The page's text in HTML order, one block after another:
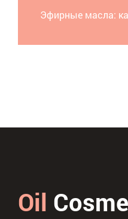
Эфирные масла:
Oil